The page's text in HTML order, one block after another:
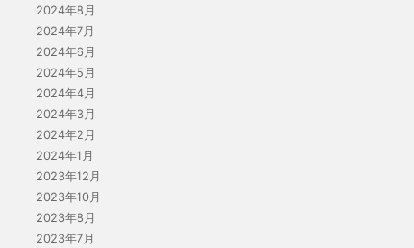
2024年8月
2024年7月
2024年6月
2024年5月
2024年4月
2024年3月
2024年2月
2024年1月
2023年12月
2023年10月
2023年8月
2023年7月